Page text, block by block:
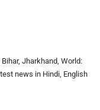
Jharkhand, World:
news in Hindi, English